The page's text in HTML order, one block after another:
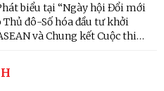
biểu tại “Ngày hội Đổi mới
Thủ đô-Số hóa đầu tư khởi
và Chung kết Cuộc thi
VietChallenge (V3 Track)” do
Hà Nội phối hợp với Tập